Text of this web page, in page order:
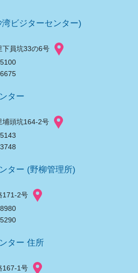
ビジターセンター)
下員坑33の6号
ター
埔頭坑164-2号
ター (野柳管理所)
171-2号
ター 住所
167-1号